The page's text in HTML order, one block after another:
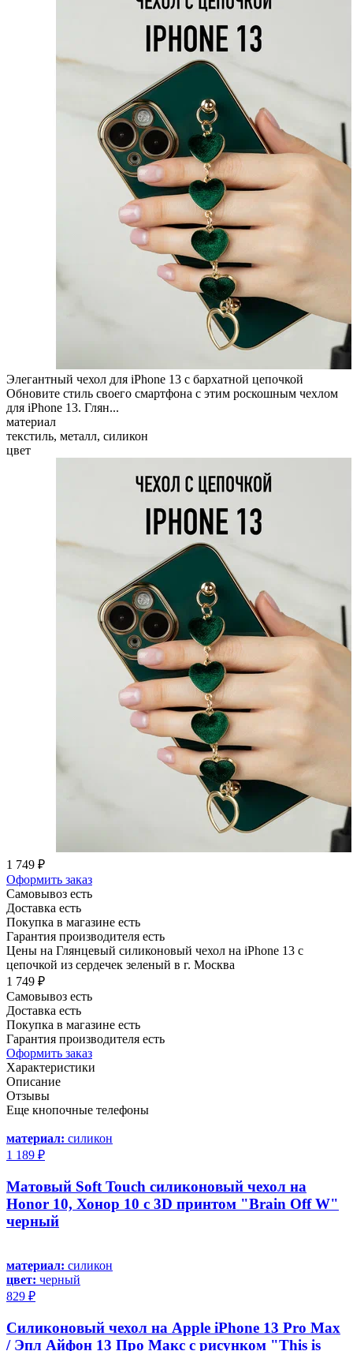
Элегантный чехол для iPhone 13 с бархатной цепочкой
Обновите стиль своего смартфона с этим роскошным чехлом
для iPhone 13. Глян...
материал
текстиль, металл, силикон
цвет
1 749 ₽
Оформить заказ
Самовывоз есть
Доставка есть
Покупка в магазине есть
Гарантия производителя есть
Цены на Глянцевый силиконовый чехол на iPhone 13 с
цепочкой из сердечек зеленый в г. Москва
1 749 ₽
Самовывоз есть
Доставка есть
Покупка в магазине есть
Гарантия производителя есть
Оформить заказ
Характеристики
Описание
Отзывы
Еще кнопочные телефоны
материал: силикон
1 189 ₽
Матовый Soft Touch силиконовый чехол на
Honor 10, Хонор 10 с 3D принтом "Brain Off W"
черный
материал: силикон
цвет: черный
829 ₽
Силиконовый чехол на Apple iPhone 13 Pro Max
/ Эпл Айфон 13 Про Макс с рисунком "This is